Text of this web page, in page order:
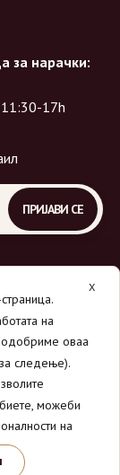
за нарачки:
17h
.
X
на
оваа
следење).
можеби
на